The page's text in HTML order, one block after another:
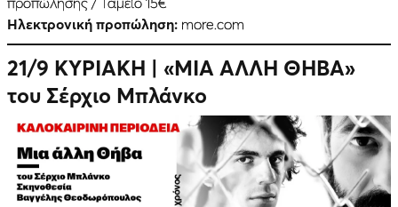
Ηλεκτρονική προπώληση: more.com
21/9 ΚΥΡΙΑΚΗ | «ΜΙΑ ΑΛΛΗ ΘΗΒΑ»
του Σέρχιο Μπλάνκο